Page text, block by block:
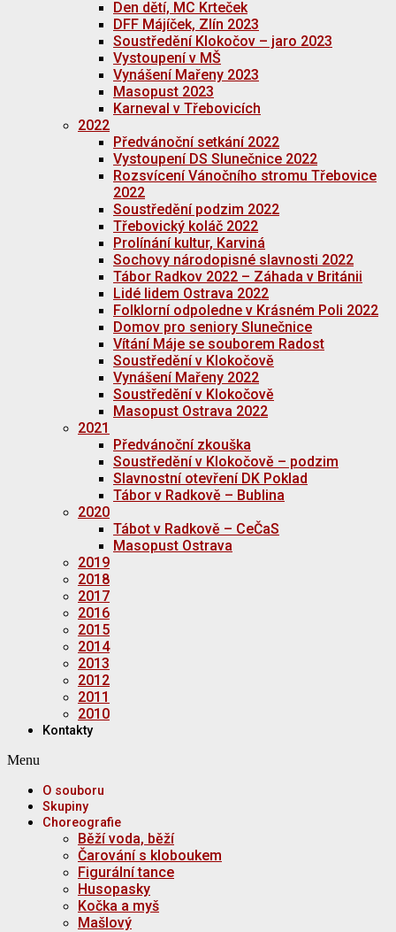
Den dětí, MC Krteček
DFF Májíček, Zlín 2023
Soustředění Klokočov – jaro 2023
Vystoupení v MŠ
Vynášení Mařeny 2023
Masopust 2023
Karneval v Třebovicích
2022
Předvánoční setkání 2022
Vystoupení DS Slunečnice 2022
Rozsvícení Vánočního stromu Třebovice
2022
Soustředění podzim 2022
Třebovický koláč 2022
Prolínání kultur, Karviná
Sochovy národopisné slavnosti 2022
Tábor Radkov 2022 – Záhada v Británii
Lidé lidem Ostrava 2022
Folklorní odpoledne v Krásném Poli 2022
Domov pro seniory Slunečnice
Vítání Máje se souborem Radost
Soustředění v Klokočově
Vynášení Mařeny 2022
Soustředění v Klokočově
Masopust Ostrava 2022
2021
Předvánoční zkouška
Soustředění v Klokočově – podzim
Slavnostní otevření DK Poklad
Tábor v Radkově – Bublina
2020
Tábot v Radkově – CeČaS
Masopust Ostrava
2019
2018
2017
2016
2015
2014
2013
2012
2011
2010
Kontakty
Menu
O souboru
Skupiny
Choreografie
Běží voda, běží
Čarování s kloboukem
Figurální tance
Husopasky
Kočka a myš
Mašlový